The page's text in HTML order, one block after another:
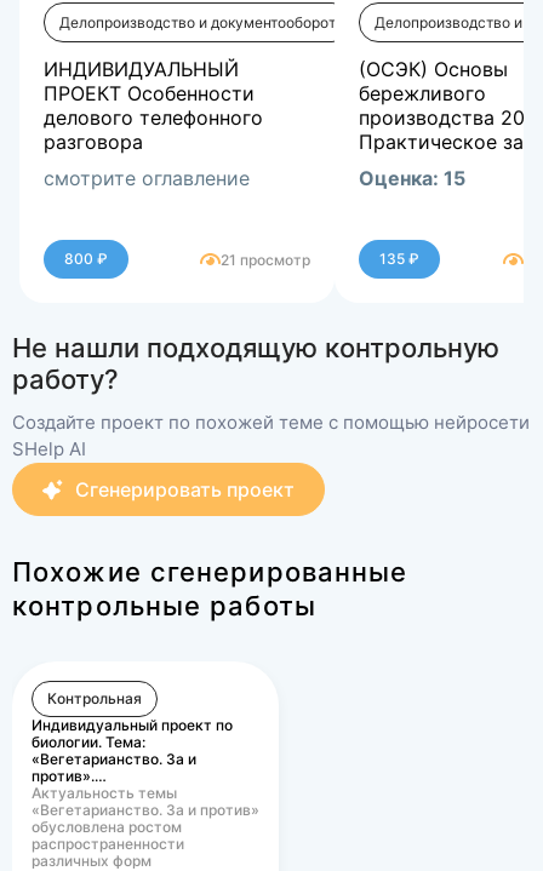
Делопроизводство и документооборот
ИНДИВИДУАЛЬНЫЙ
ПРОЕКТ Особенности
делового телефонного
разговора
смотрите оглавление
800 ₽ 21 просмотр
Делопроизводство и
(ОСЭК) Основы
бережливого
производства
Практическое
Оценка: 15
135 ₽
Не нашли подходящую контрольную
работу?
Создайте проект по похожей теме с помощью нейросети
SHelp AI
Сгенерировать проект
Похожие сгенерированные
контрольные работы
Контрольная
Индивидуальный проект по
биологии. Тема:
«Вегетарианство. За и
против».…
Актуальность темы
«Вегетарианство. За и против»
обусловлена ростом
распространенности
различных форм